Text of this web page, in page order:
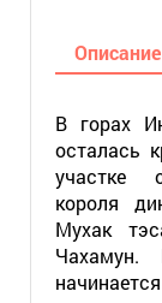
Описание
В горах
осталась
короля
Мухак
Чахамун.